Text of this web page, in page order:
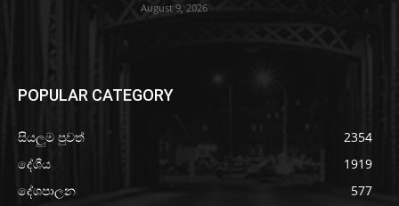
August 9, 2026
POPULAR CATEGORY
සියලුම පුවත්
2354
දේශීය
1919
දේශපාලන
577